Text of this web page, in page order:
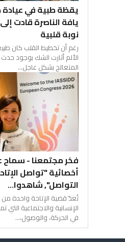
يقظة طبية في عيادة
يافة الناصرة قادت
نوبة قلبية
رغم أن تخطيط القلب كان
الألم أثارت الشك بوجود
المتعالج بشكل عاجل...
فخر مجتمعنا - سماح
أخصائية "تواصل
التواصل", شاهدوا...
تُعدّ قضية الإتاحة واحدة من
الإنسانية والاجتماعية
في الحركة، والوصول،...